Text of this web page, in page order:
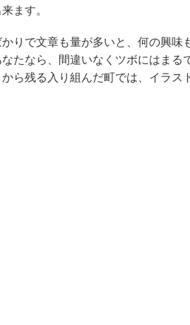
ます。
りで文章も量が多いと、何の興味
たなら、間違いなくツボにはまる
ら残る入り組んだ町では、イラス